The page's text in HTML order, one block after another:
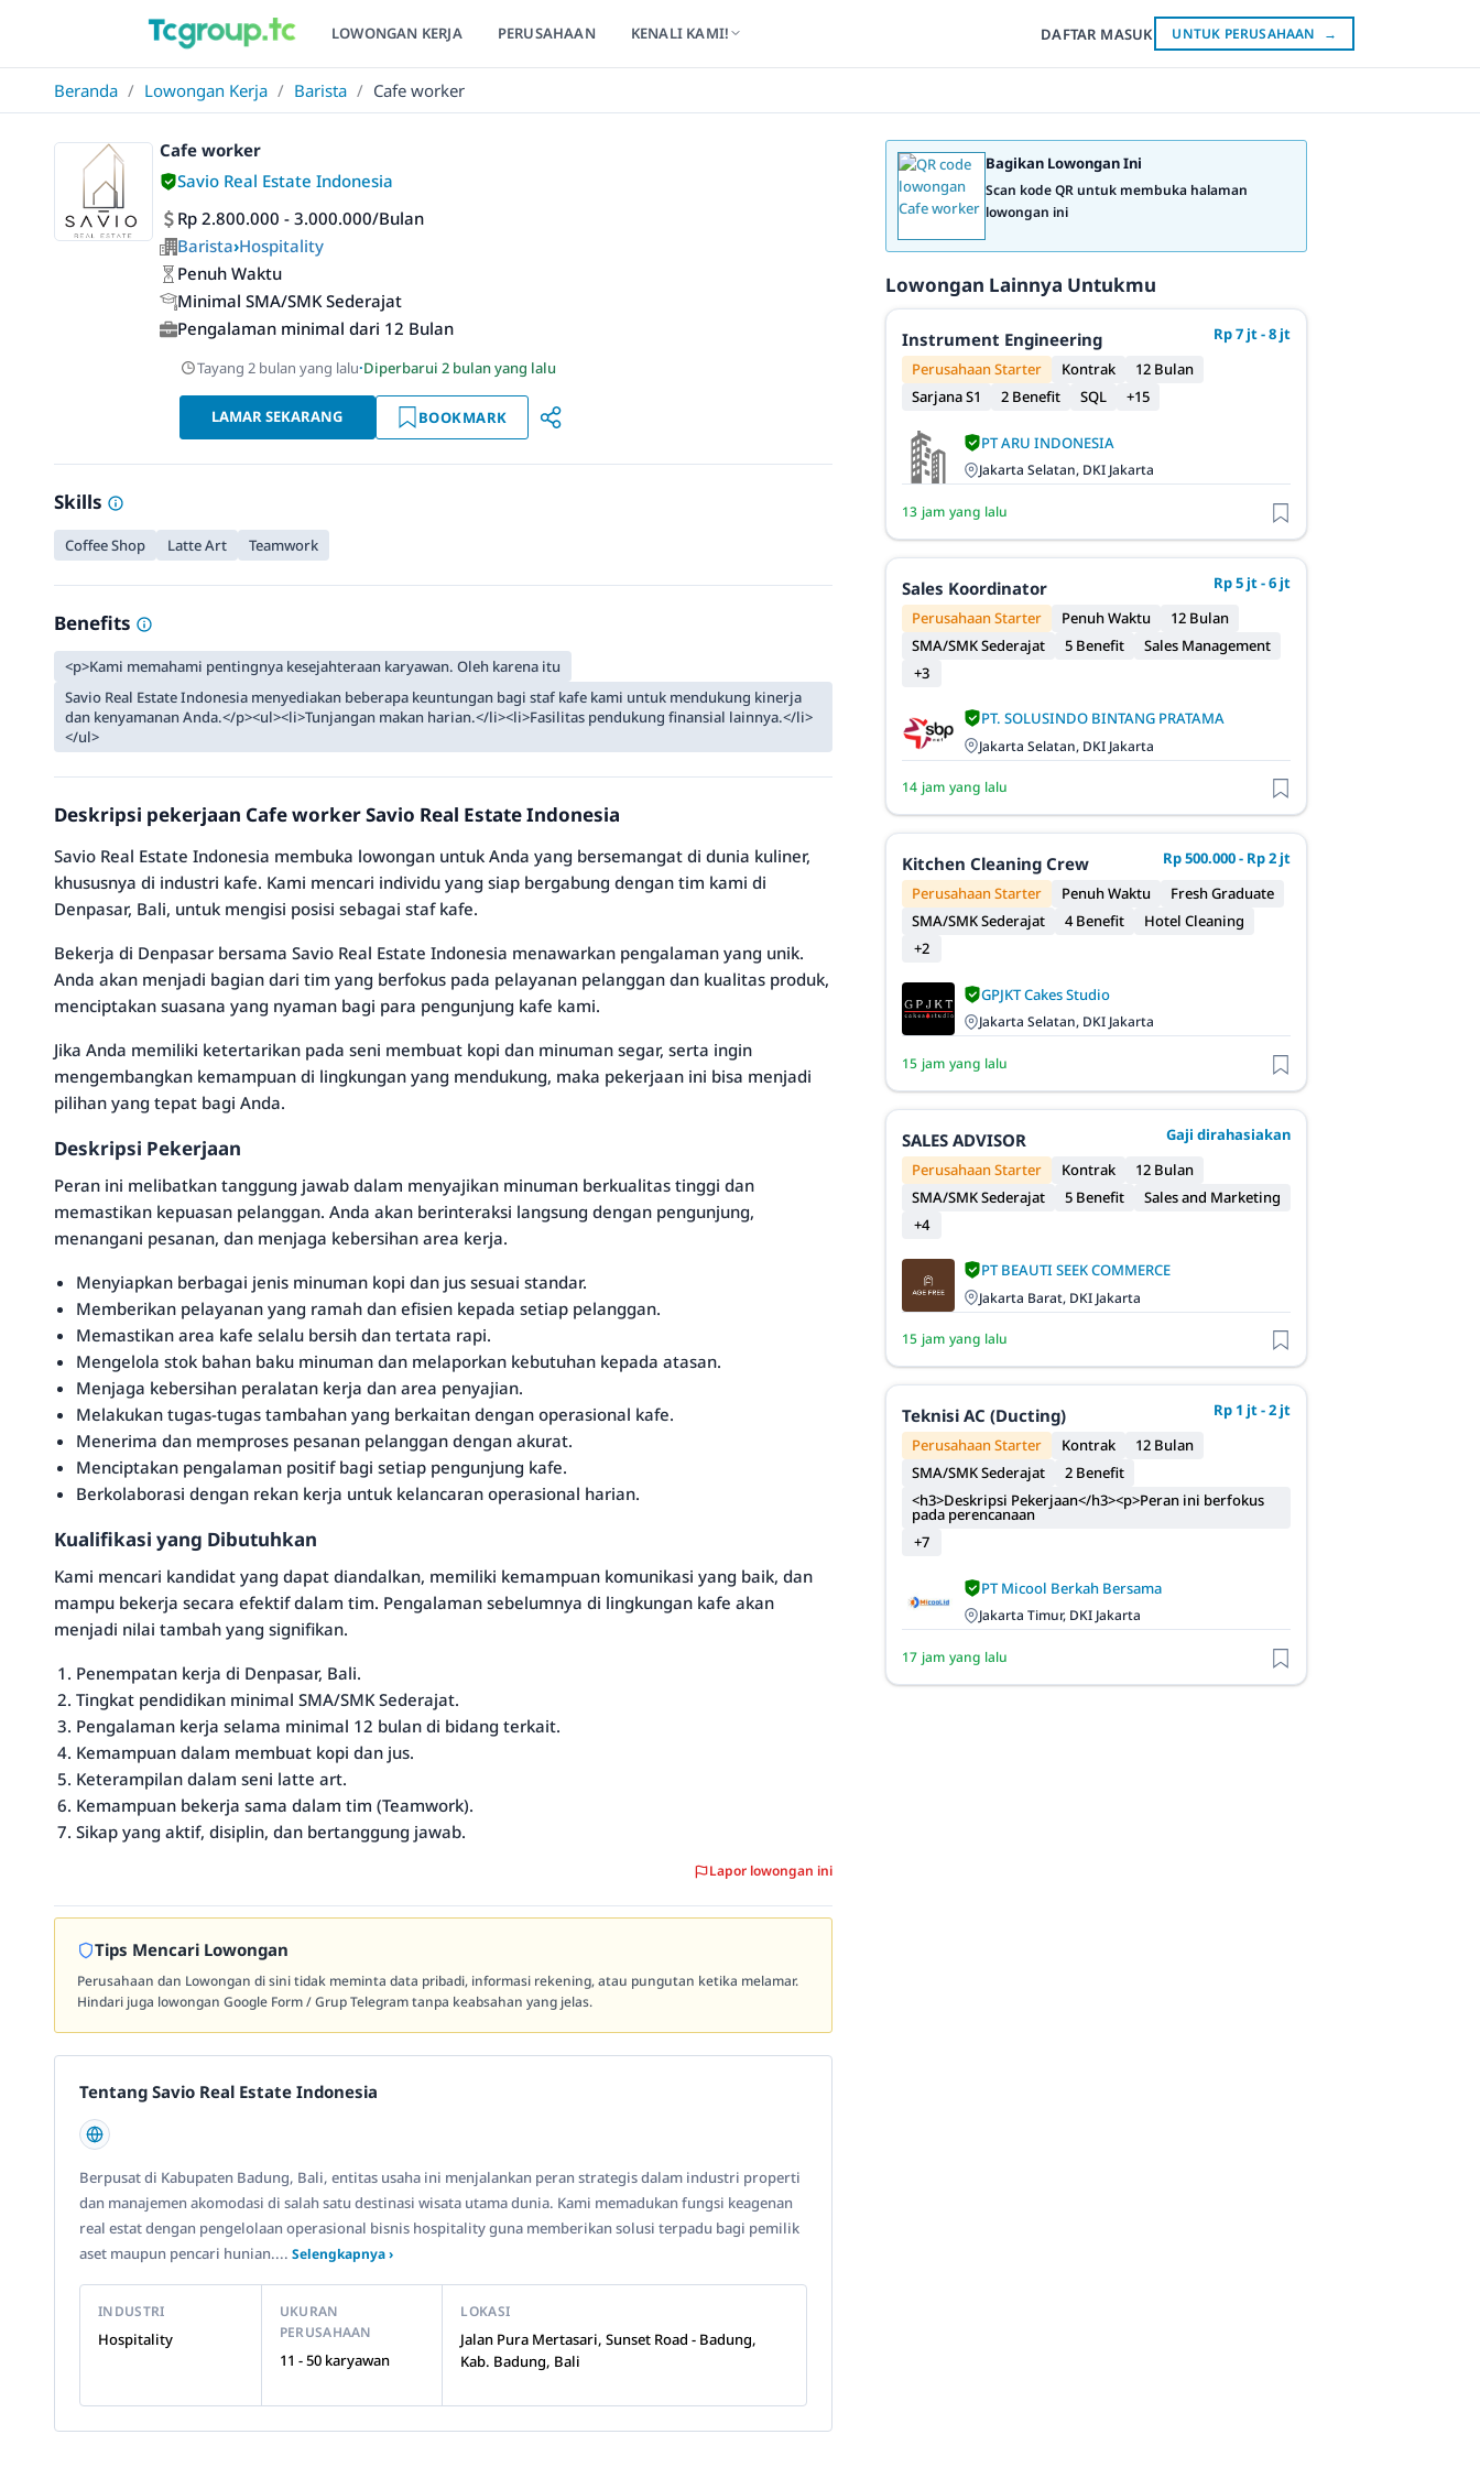
LOWONGAN KERJA PERUSAHAAN KENALI KAMI! DAFTAR MASUK UNTUK PERUSAHAAN →
Beranda / Lowongan Kerja / Barista / Cafe worker
Cafe worker
Savio Real Estate Indonesia
Rp 2.800.000 - 3.000.000/Bulan
Barista›Hospitality
Penuh Waktu
Minimal SMA/SMK Sederajat
Pengalaman minimal dari 12 Bulan
Tayang 2 bulan yang lalu·Diperbarui 2 bulan yang lalu
LAMAR SEKARANG BOOKMARK
Skills
Coffee Shop Latte Art Teamwork
Benefits
<p>Kami memahami pentingnya kesejahteraan karyawan. Oleh karena itu
Savio Real Estate Indonesia menyediakan beberapa keuntungan bagi staf kafe kami untuk mendukung kinerja
dan kenyamanan Anda.</p><ul><li>Tunjangan makan harian.</li><li>Fasilitas pendukung finansial lainnya.</li>
</ul>
Deskripsi pekerjaan Cafe worker Savio Real Estate Indonesia
Savio Real Estate Indonesia membuka lowongan untuk Anda yang bersemangat di dunia kuliner,
khususnya di industri kafe. Kami mencari individu yang siap bergabung dengan tim kami di
Denpasar, Bali, untuk mengisi posisi sebagai staf kafe.
Bekerja di Denpasar bersama Savio Real Estate Indonesia menawarkan pengalaman yang unik.
Anda akan menjadi bagian dari tim yang berfokus pada pelayanan pelanggan dan kualitas produk,
menciptakan suasana yang nyaman bagi para pengunjung kafe kami.
Jika Anda memiliki ketertarikan pada seni membuat kopi dan minuman segar, serta ingin
mengembangkan kemampuan di lingkungan yang mendukung, maka pekerjaan ini bisa menjadi
pilihan yang tepat bagi Anda.
Deskripsi Pekerjaan
Peran ini melibatkan tanggung jawab dalam menyajikan minuman berkualitas tinggi dan
memastikan kepuasan pelanggan. Anda akan berinteraksi langsung dengan pengunjung,
menangani pesanan, dan menjaga kebersihan area kerja.
Menyiapkan berbagai jenis minuman kopi dan jus sesuai standar.
Memberikan pelayanan yang ramah dan efisien kepada setiap pelanggan.
Memastikan area kafe selalu bersih dan tertata rapi.
Mengelola stok bahan baku minuman dan melaporkan kebutuhan kepada atasan.
Menjaga kebersihan peralatan kerja dan area penyajian.
Melakukan tugas-tugas tambahan yang berkaitan dengan operasional kafe.
Menerima dan memproses pesanan pelanggan dengan akurat.
Menciptakan pengalaman positif bagi setiap pengunjung kafe.
Berkolaborasi dengan rekan kerja untuk kelancaran operasional harian.
Kualifikasi yang Dibutuhkan
Kami mencari kandidat yang dapat diandalkan, memiliki kemampuan komunikasi yang baik, dan
mampu bekerja secara efektif dalam tim. Pengalaman sebelumnya di lingkungan kafe akan
menjadi nilai tambah yang signifikan.
Penempatan kerja di Denpasar, Bali.
Tingkat pendidikan minimal SMA/SMK Sederajat.
Pengalaman kerja selama minimal 12 bulan di bidang terkait.
Kemampuan dalam membuat kopi dan jus.
Keterampilan dalam seni latte art.
Kemampuan bekerja sama dalam tim (Teamwork).
Sikap yang aktif, disiplin, dan bertanggung jawab.
Lapor lowongan ini
Tips Mencari Lowongan
Perusahaan dan Lowongan di sini tidak meminta data pribadi, informasi rekening, atau pungutan ketika melamar.
Hindari juga lowongan Google Form / Grup Telegram tanpa keabsahan yang jelas.
Tentang Savio Real Estate Indonesia
Berpusat di Kabupaten Badung, Bali, entitas usaha ini menjalankan peran strategis dalam industri properti
dan manajemen akomodasi di salah satu destinasi wisata utama dunia. Kami memadukan fungsi keagenan
real estat dengan pengelolaan operasional bisnis hospitality guna memberikan solusi terpadu bagi pemilik
aset maupun pencari hunian.... Selengkapnya ›
INDUSTRI
Hospitality
UKURAN
PERUSAHAAN
11 - 50 karyawan
LOKASI
Jalan Pura Mertasari, Sunset Road - Badung,
Kab. Badung, Bali
Bagikan Lowongan Ini
Scan kode QR untuk membuka halaman
lowongan ini
Lowongan Lainnya Untukmu
Instrument Engineering
Rp 7 jt - 8 jt
Perusahaan Starter
Kontrak
12 Bulan
Sarjana S1
2 Benefit SQL +15
PT ARU INDONESIA
Jakarta Selatan, DKI Jakarta
13 jam yang lalu
Sales Koordinator
Rp 5 jt - 6 jt
Perusahaan Starter
Penuh Waktu
12 Bulan
SMA/SMK Sederajat
5 Benefit
Sales Management
+3
PT. SOLUSINDO BINTANG PRATAMA
Jakarta Selatan, DKI Jakarta
14 jam yang lalu
Kitchen Cleaning Crew
Rp 500.000 - Rp 2 jt
Perusahaan Starter
Penuh Waktu
Fresh Graduate
SMA/SMK Sederajat
4 Benefit
Hotel Cleaning
+2
GPJKT Cakes Studio
Jakarta Selatan, DKI Jakarta
15 jam yang lalu
SALES ADVISOR
Gaji dirahasiakan
Perusahaan Starter
Kontrak
12 Bulan
SMA/SMK Sederajat
5 Benefit
Sales and Marketing
+4
PT BEAUTI SEEK COMMERCE
Jakarta Barat, DKI Jakarta
15 jam yang lalu
Teknisi AC (Ducting)
Rp 1 jt - 2 jt
Perusahaan Starter
Kontrak
12 Bulan
SMA/SMK Sederajat
2 Benefit
<h3>Deskripsi Pekerjaan</h3><p>Peran ini berfokus
pada perencanaan
+7
PT Micool Berkah Bersama
Jakarta Timur, DKI Jakarta
17 jam yang lalu